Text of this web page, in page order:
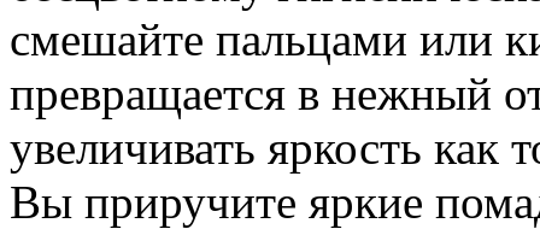
смешайте пальцами или
превращается в нежный
увеличивать яркость как
Вы приручите яркие